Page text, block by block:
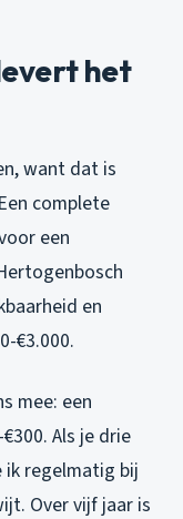
het
want dat is
complete
een
en
€3.000.
mee: een
Als je drie
ik regelmatig bij
Over vijf jaar is